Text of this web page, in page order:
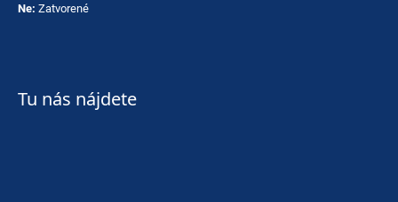
Ne: Zatvorené
Tu nás nájdete